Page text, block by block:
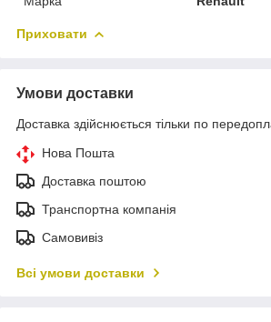
Приховати
Умови доставки
Доставка здійснюється тільки по
Нова Пошта
Доставка поштою
Транспортна компанія
Самовивіз
Всі умови доставки